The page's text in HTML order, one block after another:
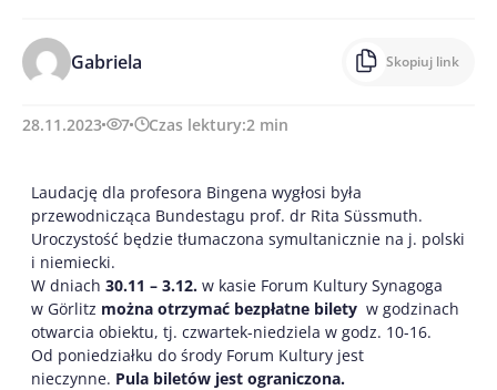
Gabriela Skopiuj link
28.11.2023 7 Czas lektury:2 min
Laudację dla profesora Bingena wygłosi była
przewodnicząca Bundestagu prof. dr Rita Süssmuth.
Uroczystość będzie tłumaczona symultanicznie na j. polski
i niemiecki.
W dniach 30.11 – 3.12. w kasie Forum Kultury Synagoga
w Görlitz można otrzymać bezpłatne bilety w godzinach
otwarcia obiektu, tj. czwartek-niedziela w godz. 10-16.
Od poniedziałku do środy Forum Kultury jest
nieczynne. Pula biletów jest ograniczona.